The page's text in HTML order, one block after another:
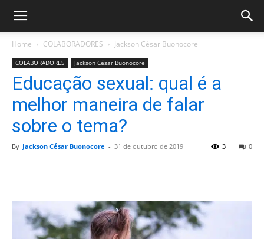
Home COLABORADORES Jackson César Buonocore
COLABORADORES Jackson César Buonocore
Educação sexual: qual é a
melhor maneira de falar
sobre o tema?
By Jackson César Buonocore - 31 de outubro de 2019 0
3